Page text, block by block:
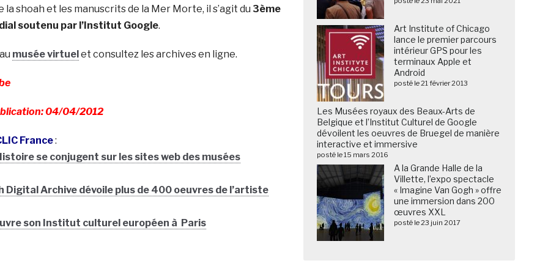
la shoah et les manuscrits de la Mer Morte, il s’agit du 3ème
soutenu par l’Institut Google.
musée virtuelet consultez les archives en ligne.
04/04/2012
France:
se conjugent sur les sites web des musées
Digital Archive dévoile plus de 400 oeuvres de l’artiste
son Institut culturel européen à Paris
Art Institute of Chicago
lance le premier parcours
intérieur GPS pour les
terminaux Apple et
Android
posté le 21 février 2013
Les Musées royaux des Beaux-Arts de
Belgique et l’Institut Culturel de Google
dévoilent les oeuvres de Bruegel de manière
interactive et immersive
posté le 15 mars 2016
A la Grande Halle de la
Villette, l’expo spectacle
« Imagine Van Gogh » offre
une immersion dans 200
œuvres XXL
posté le 23 juin 2017